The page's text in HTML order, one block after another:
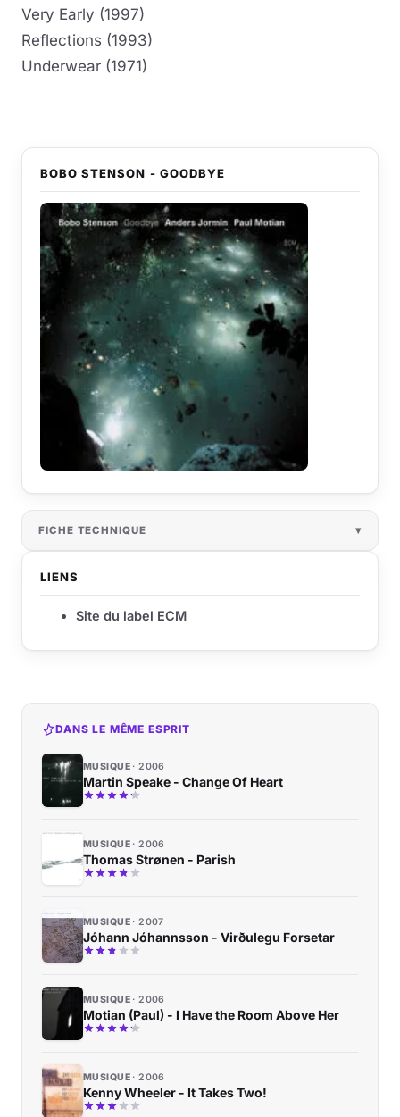
Very Early (1997)
Reflections (1993)
Underwear (1971)
BOBO STENSON - GOODBYE
FICHE TECHNIQUE
LIENS
Site du label ECM
DANS LE MÊME ESPRIT
MUSIQUE 2006
Martin Speake - Change Of Heart
MUSIQUE 2006
Thomas Strønen - Parish
MUSIQUE 2007
Jóhann Jóhannsson - Virðulegu Forsetar
MUSIQUE 2006
Motian (Paul) - I Have the Room Above Her
MUSIQUE 2006
Kenny Wheeler - It Takes Two!